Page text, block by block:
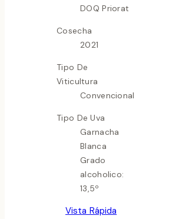
DOQ Priorat
Cosecha
2021
Tipo De
Viticultura
Convencional
Tipo De Uva
Garnacha
Blanca
Grado
alcoholico:
13,5º
Vista Rápida